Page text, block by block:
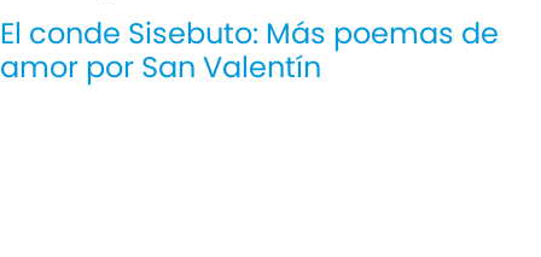
El conde Sisebuto: Más poemas de
amor por San Valentín